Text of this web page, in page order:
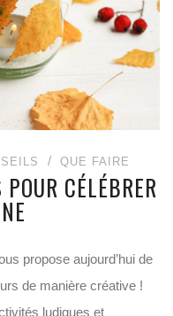
QUE FAIRE
CÉLÉBRER
propose aujourd’hui de
de manière créative !
ludiques et